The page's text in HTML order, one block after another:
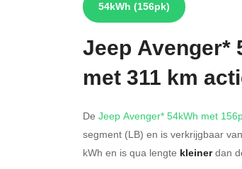
54kWh (156pk)
Jeep Avenger*
met 311 km
De Jeep Avenger* 54kWh met
segment (LB) en is verkrijgbaar
kWh en is qua lengte kleinerdan